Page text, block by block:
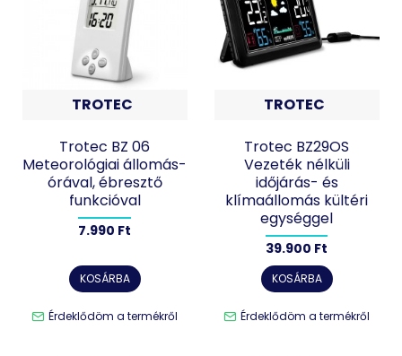
TROTEC
Trotec BZ 06
Meteorológiai állomás-
órával, ébresztő
funkcióval
7.990 Ft
KOSÁRBA
Érdeklődöm a termékről
TROTEC
Trotec BZ29OS
Vezeték nélküli
időjárás- és
klímaállomás kültéri
egységgel
39.900 Ft
KOSÁRBA
Érdeklődöm a termékről